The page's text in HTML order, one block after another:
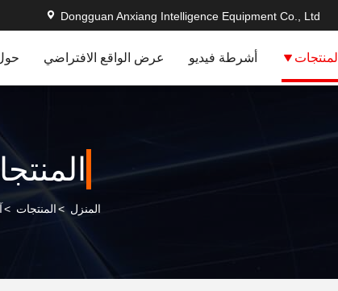
Dongguan Anxiang Intelligence Equipment Co., Ltd
المنتجات أشرطة فيديو عرض الواقع الافتراضي
المنزل >المنتجات >